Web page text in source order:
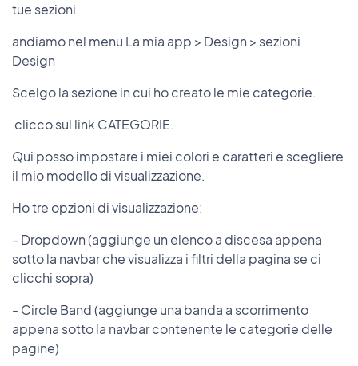
tue sezioni.
andiamo nel menu La mia app > Design > sezioni
Design
Scelgo la sezione in cui ho creato le mie categorie.
clicco sul link CATEGORIE.
Qui posso impostare i miei colori e caratteri e scegliere
il mio modello di visualizzazione.
Ho tre opzioni di visualizzazione:
- Dropdown (aggiunge un elenco a discesa appena
sotto la navbar che visualizza i filtri della pagina se ci
clicchi sopra)
- Circle Band (aggiunge una banda a scorrimento
appena sotto la navbar contenente le categorie delle
pagine)